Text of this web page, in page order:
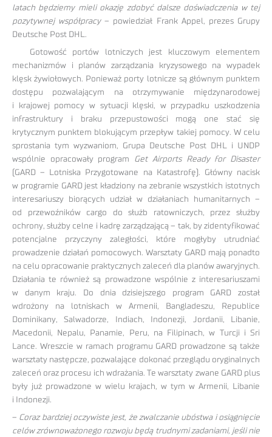
latach będziemy mieli okazję zdobyć dalsze doświadczenia w tej
pozytywnej współpracy– powiedział Frank Appel, prezes Grupy
Deutsche Post DHL.
Gotowość portów lotniczych jest kluczowym elementem
mechanizmów i planów zarządzania kryzysowego na wypadek
klęsk żywiołowych. Ponieważ porty lotnicze są głównym punktem
dostępu pozwalającym na otrzymywanie międzynarodowej
i krajowej pomocy w sytuacji klęski, w przypadku uszkodzenia
infrastruktury i braku przepustowości mogą one stać się
krytycznym punktem blokującym przepływ takiej pomocy. W celu
sprostania tym wyzwaniom, Grupa Deutsche Post DHL i UNDP
wspólnie opracowały program Get Airports Ready for Disaster
(GARD – Lotniska Przygotowane na Katastrofę). Główny nacisk
w programie GARD jest kładziony na zebranie wszystkich istotnych
interesariuszy biorących udział w działaniach humanitarnych –
od przewoźników cargo do służb ratowniczych, przez służby
ochrony, służby celne i kadrę zarządzającą – tak, by zidentyfikować
potencjalne przyczyny zaległości, które mogłyby utrudniać
prowadzenie działań pomocowych. Warsztaty GARD mają ponadto
na celu opracowanie praktycznych zaleceń dla planów awaryjnych.
Działania te również są prowadzone wspólnie z interesariuszami
w danym kraju. Do dnia dzisiejszego program GARD został
wdrożony na lotniskach w Armenii, Bangladeszu, Republice
Dominikany, Salwadorze, Indiach, Indonezji, Jordanii, Libanie,
Macedonii, Nepalu, Panamie, Peru, na Filipinach, w Turcji i Sri
Lance. Wreszcie w ramach programu GARD prowadzone są także
warsztaty następcze, pozwalające dokonać przeglądu oryginalnych
zaleceń oraz procesu ich wdrażania. Te warsztaty zwane GARD plus
były już prowadzone w wielu krajach, w tym w Armenii, Libanie
i Indonezji.
– Coraz bardziej oczywiste jest, że zwalczanie ubóstwa i osiągnięcie
celów zrównoważonego rozwoju będą trudnymi zadaniami, jeśli nie